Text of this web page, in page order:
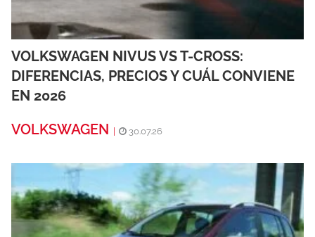
VOLKSWAGEN NIVUS VS T-CROSS:
DIFERENCIAS, PRECIOS Y CUÁL CONVIENE
EN 2026
VOLKSWAGEN
30.07.26